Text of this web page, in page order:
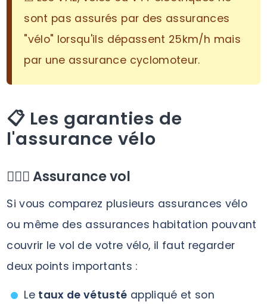
sont pas assurés par des assurances
"vélo" lorsqu'ils dépassent 25km/h mais
par une assurance cyclomoteur.
📋 Les garanties de
l'assurance vélo
🕵🏻‍♀️ Assurance vol
Si vous comparez plusieurs assurances vélo
ou même des assurances habitation pouvant
couvrir le vol de votre vélo, il faut regarder
deux points importants :
Le taux de vétusté appliqué et son